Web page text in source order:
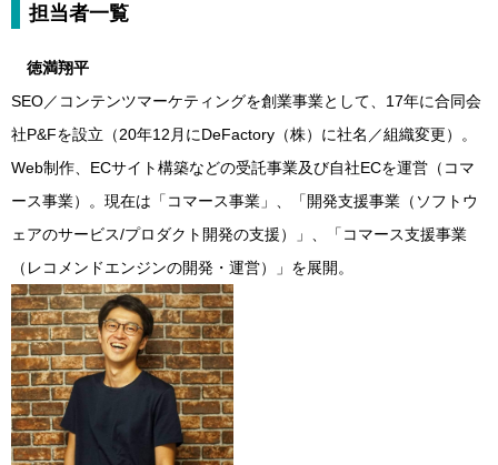
担当者一覧
徳満翔平
SEO／コンテンツマーケティングを創業事業として、17年に合同会
社P&Fを設立（20年12月にDeFactory（株）に社名／組織変更）。
Web制作、ECサイト構築などの受託事業及び自社ECを運営（コマ
ース事業）。現在は「コマース事業」、「開発支援事業（ソフトウ
ェアのサービス/プロダクト開発の支援）」、「コマース支援事業
（レコメンドエンジンの開発・運営）」を展開。